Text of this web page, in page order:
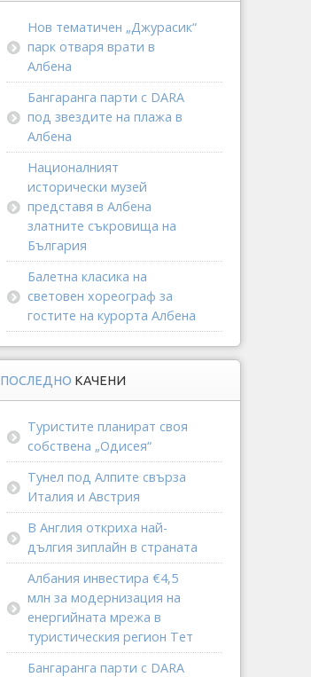
Нов тематичен „Джурасик“
парк отваря врати в
Албена
Бангаранга парти с DARA
под звездите на плажа в
Албена
Националният
исторически музей
представя в Албена
златните съкровища на
България
Балетна класика на
световен хореограф за
гостите на курорта Албена
ПОСЛЕДНО КАЧЕНИ
Туристите планират своя
собствена „Одисея“
Тунел под Алпите свърза
Италия и Австрия
В Англия откриха най-
дългия зиплайн в страната
Албания инвестира €4,5
млн за модернизация на
енергийната мрежа в
туристическия регион Тет
Бангаранга парти с DARA